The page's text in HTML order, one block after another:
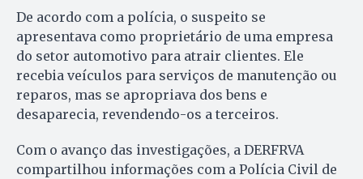
De acordo com a polícia, o suspeito se
apresentava como proprietário de uma empresa
do setor automotivo para atrair clientes. Ele
recebia veículos para serviços de manutenção ou
reparos, mas se apropriava dos bens e
desaparecia, revendendo-os a terceiros.
Com o avanço das investigações, a DERFRVA
compartilhou informações com a Polícia Civil de